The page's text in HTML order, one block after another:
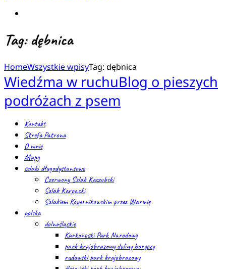
Tag: dębnica
HomeWszystkie wpisyTag: dębnica
Wiedźma w ruchuBlog o pieszych
podróżach z psem
Kontakt
Strefa Patrona
O mnie
Mapy
szlaki długodystansowe
Czerwony Szlak Kaszubski
Szlak Karpacki
Szlakiem Kopernikowskim przez Warmię
polska
dolnośląskie
Karkonoski Park Narodowy
park krajobrazowy doliny baryczy
rudawski park krajobrazowy